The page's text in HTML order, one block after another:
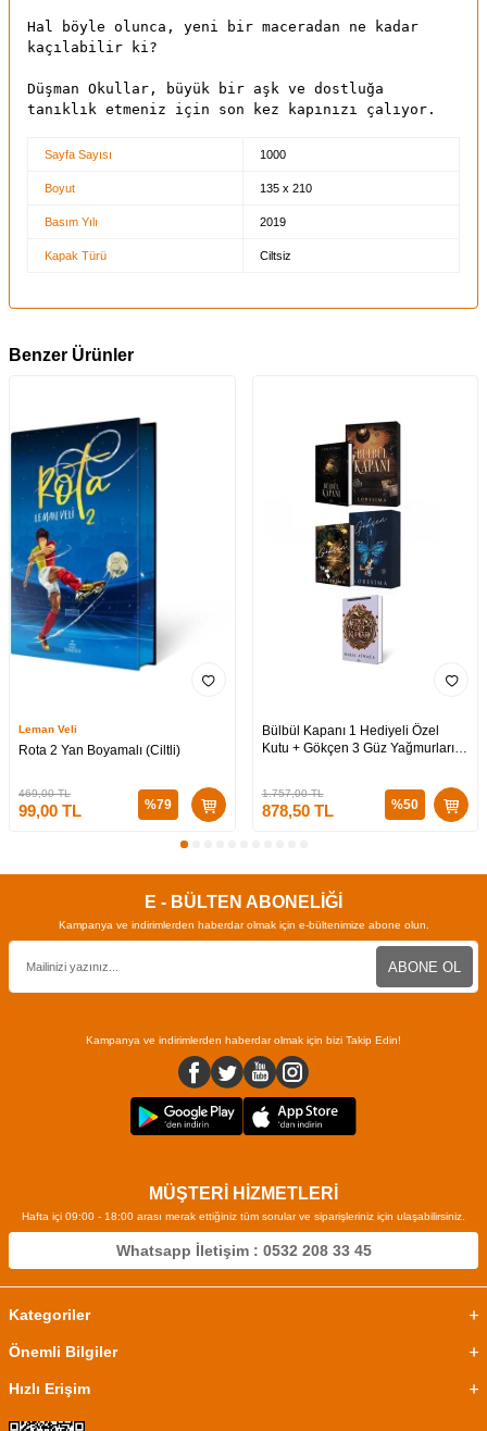
Hal böyle olunca, yeni bir maceradan ne kadar
kaçılabilir ki?
Düşman Okullar, büyük bir aşk ve dostluğa
tanıklık etmeniz için son kez kapınızı çalıyor.
Sayfa Sayısı 1000
Boyut 135 x 210
Basım Yılı 2019
Kapak Türü Ciltsiz
Benzer Ürünler
Leman Veli
Rota 2 Yan Boyamalı (Ciltli)
469,00TL
99,00 TL %79
Bülbül Kapanı 1 Hediyeli Özel
Kutu + Gökçen 3 Güz Yağmurları
1.757,00TL
878,50TL %50
E - BÜLTEN ABONELİĞİ
Kampanya ve indirimlerden haberdar olmak için e-bültenimize abone olun.
ABONE OL
Kampanya ve indirimlerden haberdar olmak için bizi Takip Edin!
MÜŞTERİ HİZMETLERİ
Hafta içi 09:00 - 18:00 arası merak ettiğiniz tüm sorular ve siparişleriniz için ulaşabilirsiniz.
Whatsapp İletişim : 0532 208 33 45
Kategoriler
Önemli Bilgiler
Hızlı Erişim